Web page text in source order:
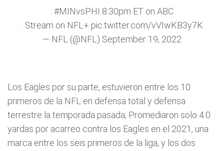
: #MINvsPHI 8:30pm ET on ABC
: Stream on NFL+ pic.twitter.com/vVIwKB3y7K
— NFL (@NFL) September 19, 2022
Los Eagles por su parte, estuvieron entre los 10
primeros de la NFL en defensa total y defensa
terrestre la temporada pasada; Promediaron solo 4.0
yardas por acarreo contra los Eagles en el 2021, una
marca entre los seis primeros de la liga, y los dos